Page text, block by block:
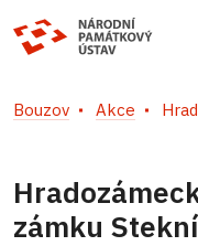
Bouzov Akce
zámku